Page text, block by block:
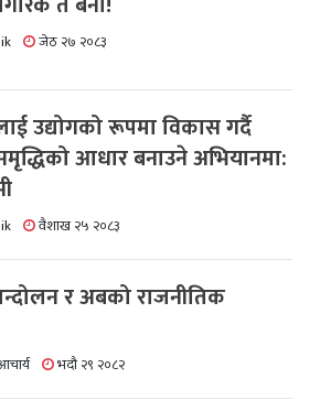
जेठ २७ २०८३
उद्योगको रूपमा विकास गर्दै
आधार बनाउने अभियानमा:
वैशाख २५ २०८३
र अबको राजनीतिक
भदौ २९ २०८२